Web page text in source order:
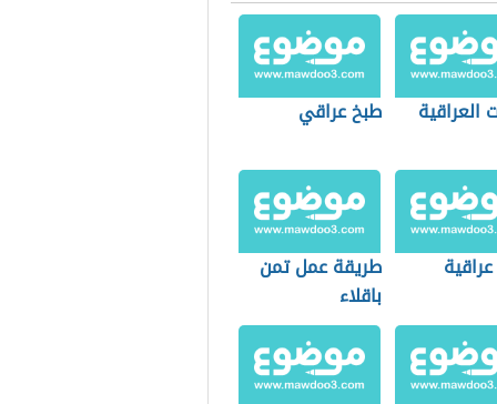
العراقية طبخ عراقي
طريقة عمل تمن
باقلاء